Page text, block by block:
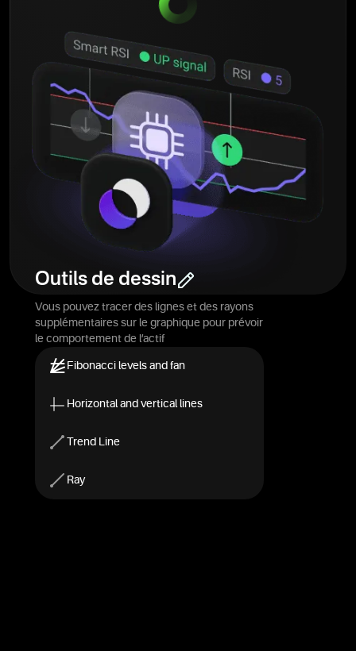
Outils de dessin
Vous pouvez tracer des lignes et des rayons
supplémentaires sur le graphique pour prévoir
le comportement de l’actif
Fibonacci levels and fan
Horizontal and vertical lines
Trend Line
Ray